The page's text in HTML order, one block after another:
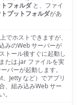
フォルダと、ファイ
プットフォルダがあ
でホストできますが、
みのWeb サーバーが
トール後すぐに起動し
たは.jar ファイルを実
バーが起動します。
Jetty など）でアプリ
、組み込みWeb サー